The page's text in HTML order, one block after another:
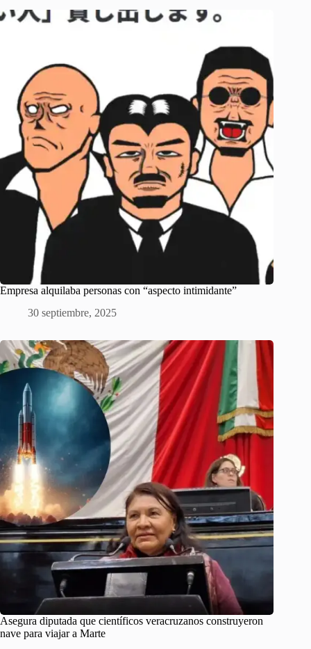
Empresa alquilaba personas con “aspecto intimidante”
30 septiembre, 2025
Asegura diputada que científicos veracruzanos construyeron
nave para viajar a Marte